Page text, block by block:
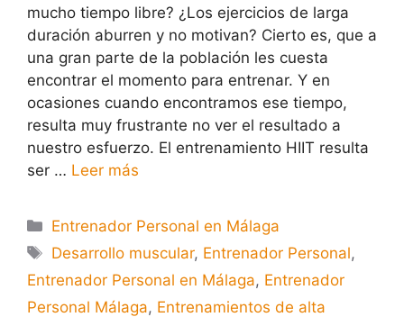
mucho tiempo libre? ¿Los ejercicios de larga
duración aburren y no motivan? Cierto es, que a
una gran parte de la población les cuesta
encontrar el momento para entrenar. Y en
ocasiones cuando encontramos ese tiempo,
resulta muy frustrante no ver el resultado a
nuestro esfuerzo. El entrenamiento HIIT resulta
ser … Leer más
Entrenador Personal en Málaga
Desarrollo muscular, Entrenador Personal,
Entrenador Personal en Málaga, Entrenador
Personal Málaga, Entrenamientos de alta